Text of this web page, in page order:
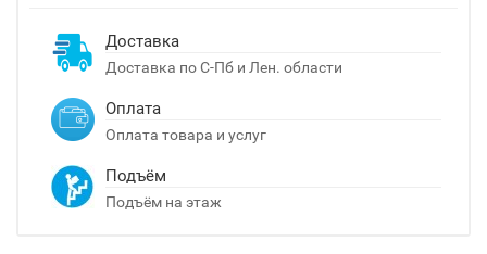
Доставка
Доставка по С-Пб и Лен. области
Оплата
Оплата товара и услуг
Подъём
Подъём на этаж